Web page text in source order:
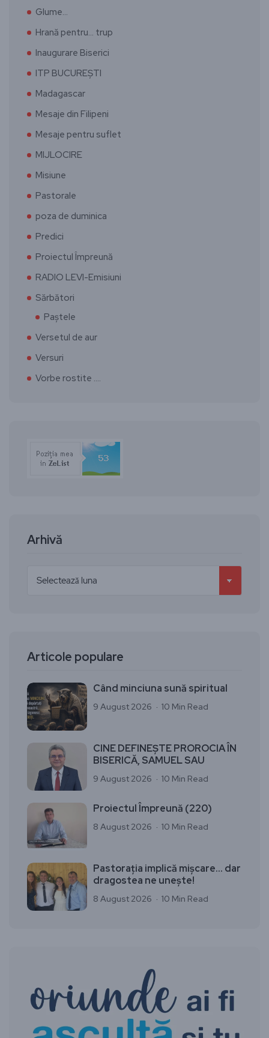
Glume…
Hrană pentru… trup
Inaugurare Biserici
ITP BUCUREȘTI
Madagascar
Mesaje din Filipeni
Mesaje pentru suflet
MIJLOCIRE
Misiune
Pastorale
poza de duminica
Predici
Proiectul Împreună
RADIO LEVI-Emisiuni
Sărbători
Paștele
Versetul de aur
Versuri
Vorbe rostite ….
Arhivă
Articole populare
Când minciuna sună spiritual
9 August 2026 10 Min Read
CINE DEFINEȘTE PROROCIA ÎN
BISERICĂ, SAMUEL SAU
9 August 2026 10 Min Read
Proiectul Împreună (220)
8 August 2026 10 Min Read
Pastorația implică mișcare… dar
dragostea ne unește!
8 August 2026 10 Min Read